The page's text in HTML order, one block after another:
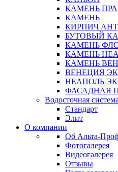
КАМЕНЬ
КАМЕНЬ
КИРПИЧ
БУТОВЫЙ
КАМЕНЬ
КАМЕНЬ
КАМЕНЬ
ВЕНЕЦИЯ
НЕАПОЛЬ
ФАСАДНАЯ
Водосточная система
Стандарт
Элит
О компании
Об Альта-
Фотогалерея
Видеогалерея
Отзывы